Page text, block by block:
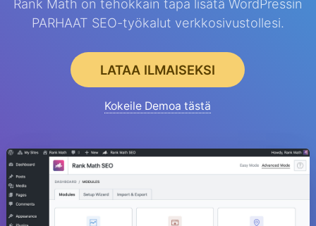
Rank Math on tehokkain tapa lisätä WordPressin
PARHAAT SEO-työkalut verkkosivustollesi.
LATAA ILMAISEKSI
Kokeile Demoa tästä